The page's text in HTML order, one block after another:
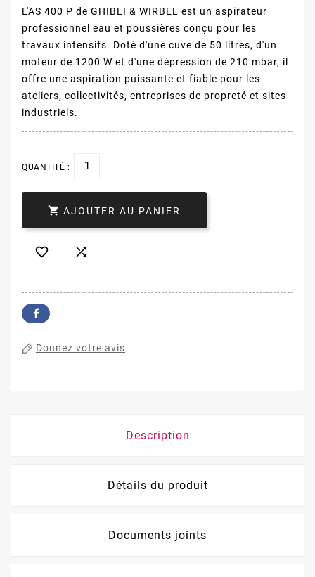
L'AS 400 P de GHIBLI & WIRBEL est un aspirateur
professionnel eau et poussières conçu pour les
travaux intensifs. Doté d'une cuve de 50 litres, d'un
moteur de 1200 W et d'une dépression de 210 mbar, il
offre une aspiration puissante et fiable pour les
ateliers, collectivités, entreprises de propreté et sites
industriels.
QUANTITÉ :
 AJOUTER AU PANIER
 
Donnez votre avis
Description
Détails du produit
Documents joints